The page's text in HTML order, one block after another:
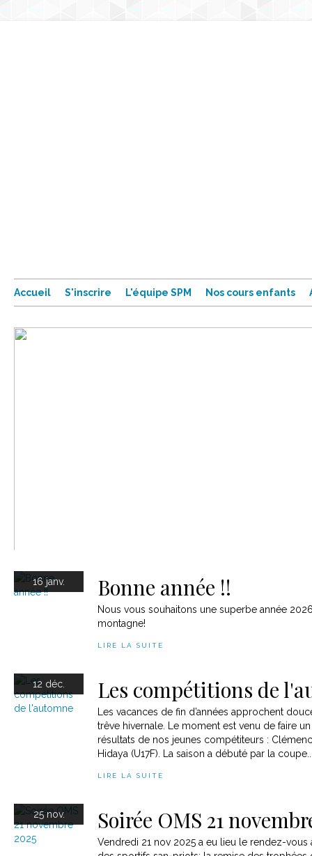
Accueil S'inscrire L'équipe SPM Nos cours enfants
Ski au Grand Bornand
16 janv. Bonne année !!
Nous vous souhaitons une superbe année
montagne!
LIRE LA SUITE
12 déc. Les compétitions de
Les vacances de fin d’années approchent
trêve hivernale. Le moment est venu de faire
résultats de nos jeunes compétiteurs :
Hidaya (U17F). La saison a débuté par la
LIRE LA SUITE
25 nov. Soirée OMS 21
Vendredi 21 nov 2025 a eu lieu le rendez-